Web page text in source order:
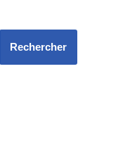
Rechercher